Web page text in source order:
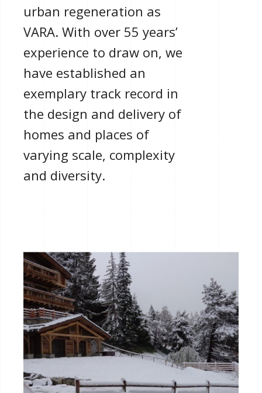
urban regeneration as
VARA. With over 55 years’
experience to draw on, we
have established an
exemplary track record in
the design and delivery of
homes and places of
varying scale, complexity
and diversity.